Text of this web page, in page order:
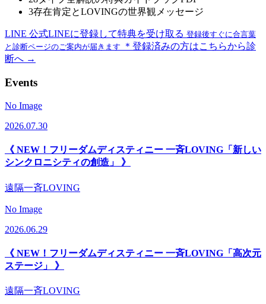
3存在肯定とLOVINGの世界観メッセージ
LINE 公式LINEに登録して特典を受け取る 登録後すぐに合言葉
と診断ページのご案内が届きます
＊登録済みの方はこちらから診
断へ →
Events
No Image
2026.07.30
《 NEW！フリーダムディスティニー 一斉LOVING「新しい
シンクロニシティの創造」 》
遠隔一斉LOVING
No Image
2026.06.29
《 NEW！フリーダムディスティニー 一斉LOVING「高次元
ステージ」 》
遠隔一斉LOVING